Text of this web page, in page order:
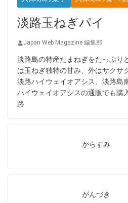
淡路玉ねぎパイ
Japan Web Magazine 編集部
淡路島の特産たまねぎをたっぷり
は玉ねぎ独特の甘み、外はサクサ
淡路ハイウェイオアシス、淡路島
ハイウェイオアシスの通販でも購
路
からすみ
がんづき